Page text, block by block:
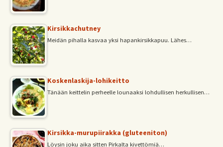
Kirsikkachutney
Meidän pihalla kasvaa yksi hapankirsikkapuu. Lähes…
Koskenlaskija-lohikeitto
Tänään keittelin perheelle lounaaksi lohdullisen herkullisen…
Kirsikka-murupiirakka (gluteeniton)
Löysin joku aika sitten Pirkalta kivettömiä…